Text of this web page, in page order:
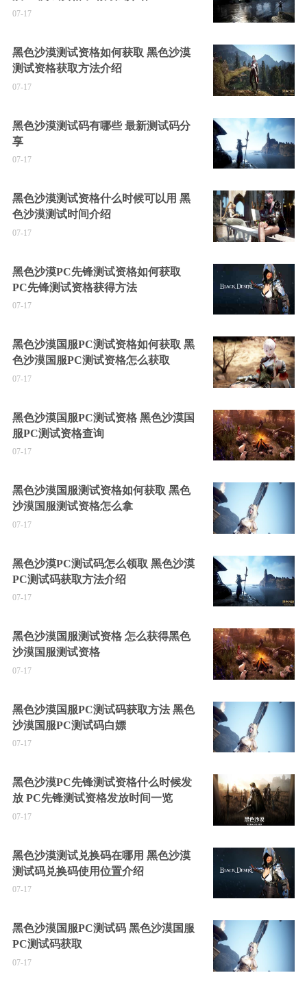
07-17
黑色沙漠测试资格如何获取 黑色沙漠
测试资格获取方法介绍
07-17
黑色沙漠测试码有哪些 最新测试码分
享
07-17
黑色沙漠测试资格什么时候可以用 黑
色沙漠测试时间介绍
07-17
黑色沙漠PC先锋测试资格如何获取
PC先锋测试资格获得方法
07-17
黑色沙漠国服PC测试资格如何获取 黑
色沙漠国服PC测试资格怎么获取
07-17
黑色沙漠国服PC测试资格 黑色沙漠国
服PC测试资格查询
07-17
黑色沙漠国服测试资格如何获取 黑色
沙漠国服测试资格怎么拿
07-17
黑色沙漠PC测试码怎么领取 黑色沙漠
PC测试码获取方法介绍
07-17
黑色沙漠国服测试资格 怎么获得黑色
沙漠国服测试资格
07-17
黑色沙漠国服PC测试码获取方法 黑色
沙漠国服PC测试码白嫖
07-17
黑色沙漠PC先锋测试资格什么时候发
放 PC先锋测试资格发放时间一览
07-17
黑色沙漠测试兑换码在哪用 黑色沙漠
测试码兑换码使用位置介绍
07-17
黑色沙漠国服PC测试码 黑色沙漠国服
PC测试码获取
07-17